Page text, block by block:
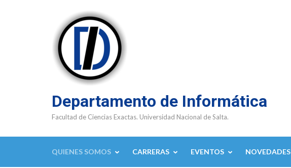
Departamento de Informática
Facultad de Ciencias Exactas. Universidad Nacional de Salta.
QUIENES SOMOS CARRERAS EVENTOS NOVEDADES